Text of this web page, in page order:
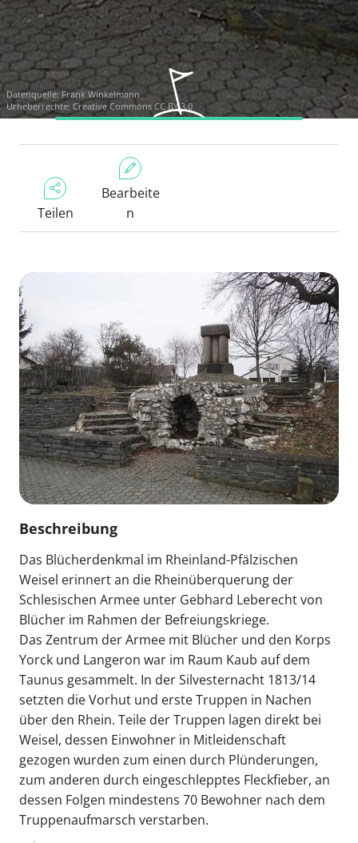
Datenquelle:Frank Winkelmann
Urheberrechte: Creative Commons CC BY 3.0
Teilen
Bearbeite
n
Beschreibung
Das Blücherdenkmal im Rheinland-Pfälzischen
Weisel erinnert an die Rheinüberquerung der
Schlesischen Armee unter Gebhard Leberecht von
Blücher im Rahmen der Befreiungskriege.
Das Zentrum der Armee mit Blücher und den Korps
Yorck und Langeron war im Raum Kaub auf dem
Taunus gesammelt. In der Silvesternacht 1813/14
setzten die Vorhut und erste Truppen in Nachen
über den Rhein. Teile der Truppen lagen direkt bei
Weisel, dessen Einwohner in Mitleidenschaft
gezogen wurden zum einen durch Plünderungen,
zum anderen durch eingeschlepptes Fleckfieber, an
dessen Folgen mindestens 70 Bewohner nach dem
Truppenaufmarsch verstarben.